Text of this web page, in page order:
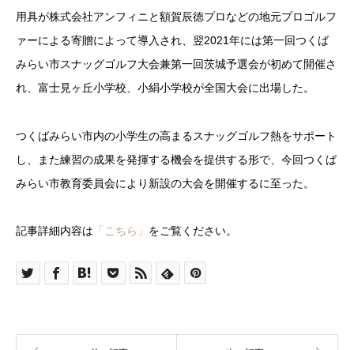
用具が株式会社アンフィニと額賀辰徳プロなどの地元プロゴルフ
ァーによる寄贈によって導入され、翌2021年には第一回つくば
みらい市スナッグゴルフ大会兼第一回茨城予選会が初めて開催さ
れ、富士見ヶ丘小学校、小絹小学校が全国大会に出場した。
つくばみらい市内の小学生の高まるスナッグゴルフ熱をサポート
し、また練習の成果を発揮する機会を提供する形で、今回つくば
みらい市教育委員会により新設の大会を開催するに至った。
記事詳細内容は 「こちら」 をご覧ください。